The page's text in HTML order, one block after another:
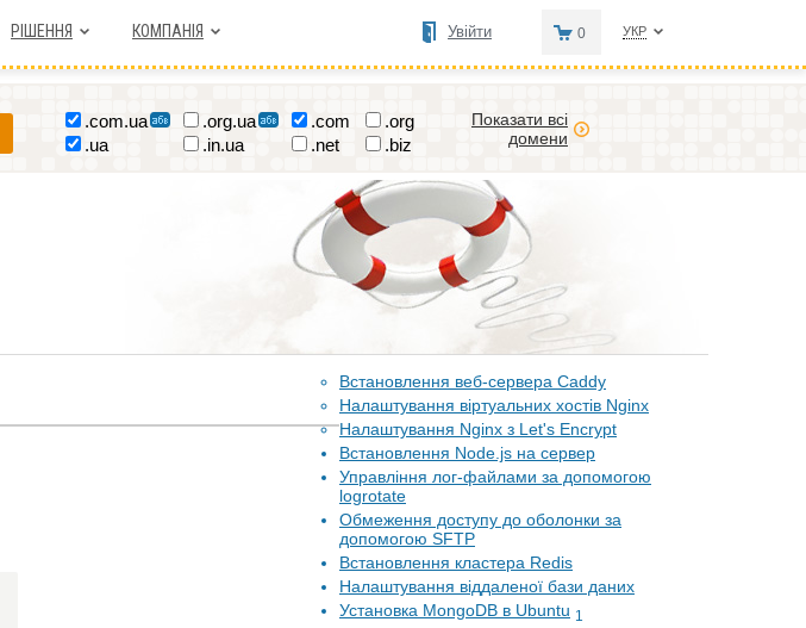
РІШЕННЯ КОМПАНІЯ УКР
0
Увійти
.com.ua .org.ua .com
.org
.ua
.in.ua .net .biz
Показати всі
домени
Встановлення веб-сервера Caddy
Налаштування віртуальних хостів Nginx
Налаштування Nginx з Let's Encrypt
Встановлення Node.js на сервер
Управління лог-файлами за допомогою
logrotate
Обмеження доступу до оболонки за
допомогою SFTP
Встановлення кластера Redis
Налаштування віддаленої бази даних
Установка MongoDB в Ubuntu 1